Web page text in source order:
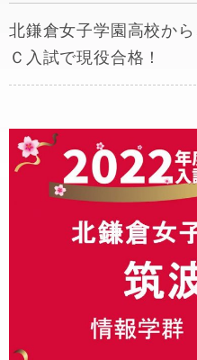
北鎌倉女子学園高校か
Ｃ入試で現役合格！